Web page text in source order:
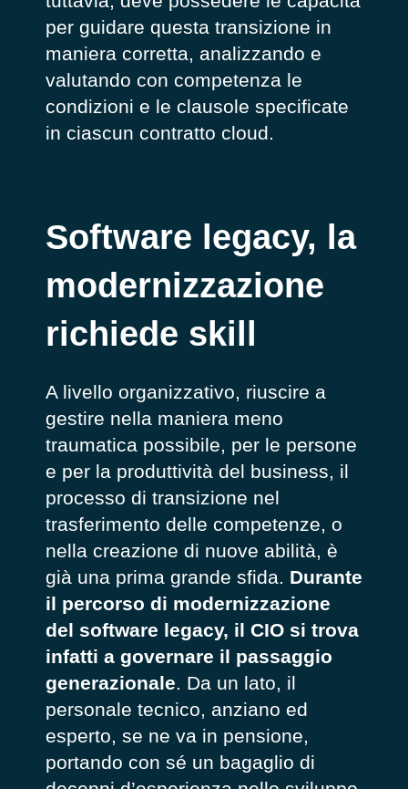
per guidare questa transizione in
maniera corretta, analizzando e
valutando con competenza le
condizioni e le clausole specificate
in ciascun contratto cloud.
Software legacy, la
modernizzazione
richiede skill
A livello organizzativo, riuscire a
gestire nella maniera meno
traumatica possibile, per le persone
e per la produttività del business, il
processo di transizione nel
trasferimento delle competenze, o
nella creazione di nuove abilità, è
già una prima grande sfida. Durante
il percorso di modernizzazione
del software legacy, il CIO si trova
infatti a governare il passaggio
generazionale. Da un lato, il
personale tecnico, anziano ed
esperto, se ne va in pensione,
portando con sé un bagaglio di